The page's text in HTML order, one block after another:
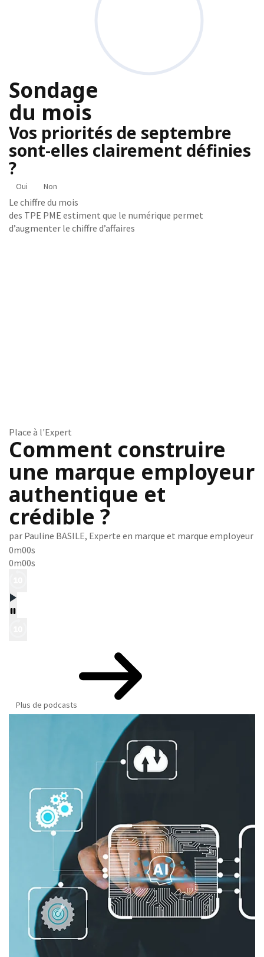
Sondage
du mois
Vos priorités de septembre
sont-elles clairement définies
?
Oui Non
Le chiffre du mois
des TPE PME estiment que le numérique permet
d’augmenter le chiffre d’affaires
Place à l'Expert
Comment construire
une marque employeur
authentique et
crédible ?
par Pauline BASILE, Experte en marque et marque employeur
0m00s
0m00s
Plus de podcasts